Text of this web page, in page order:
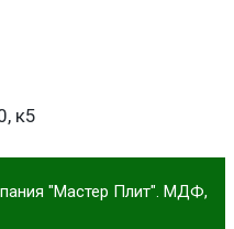
к5
"Мастер Плит". МДФ,